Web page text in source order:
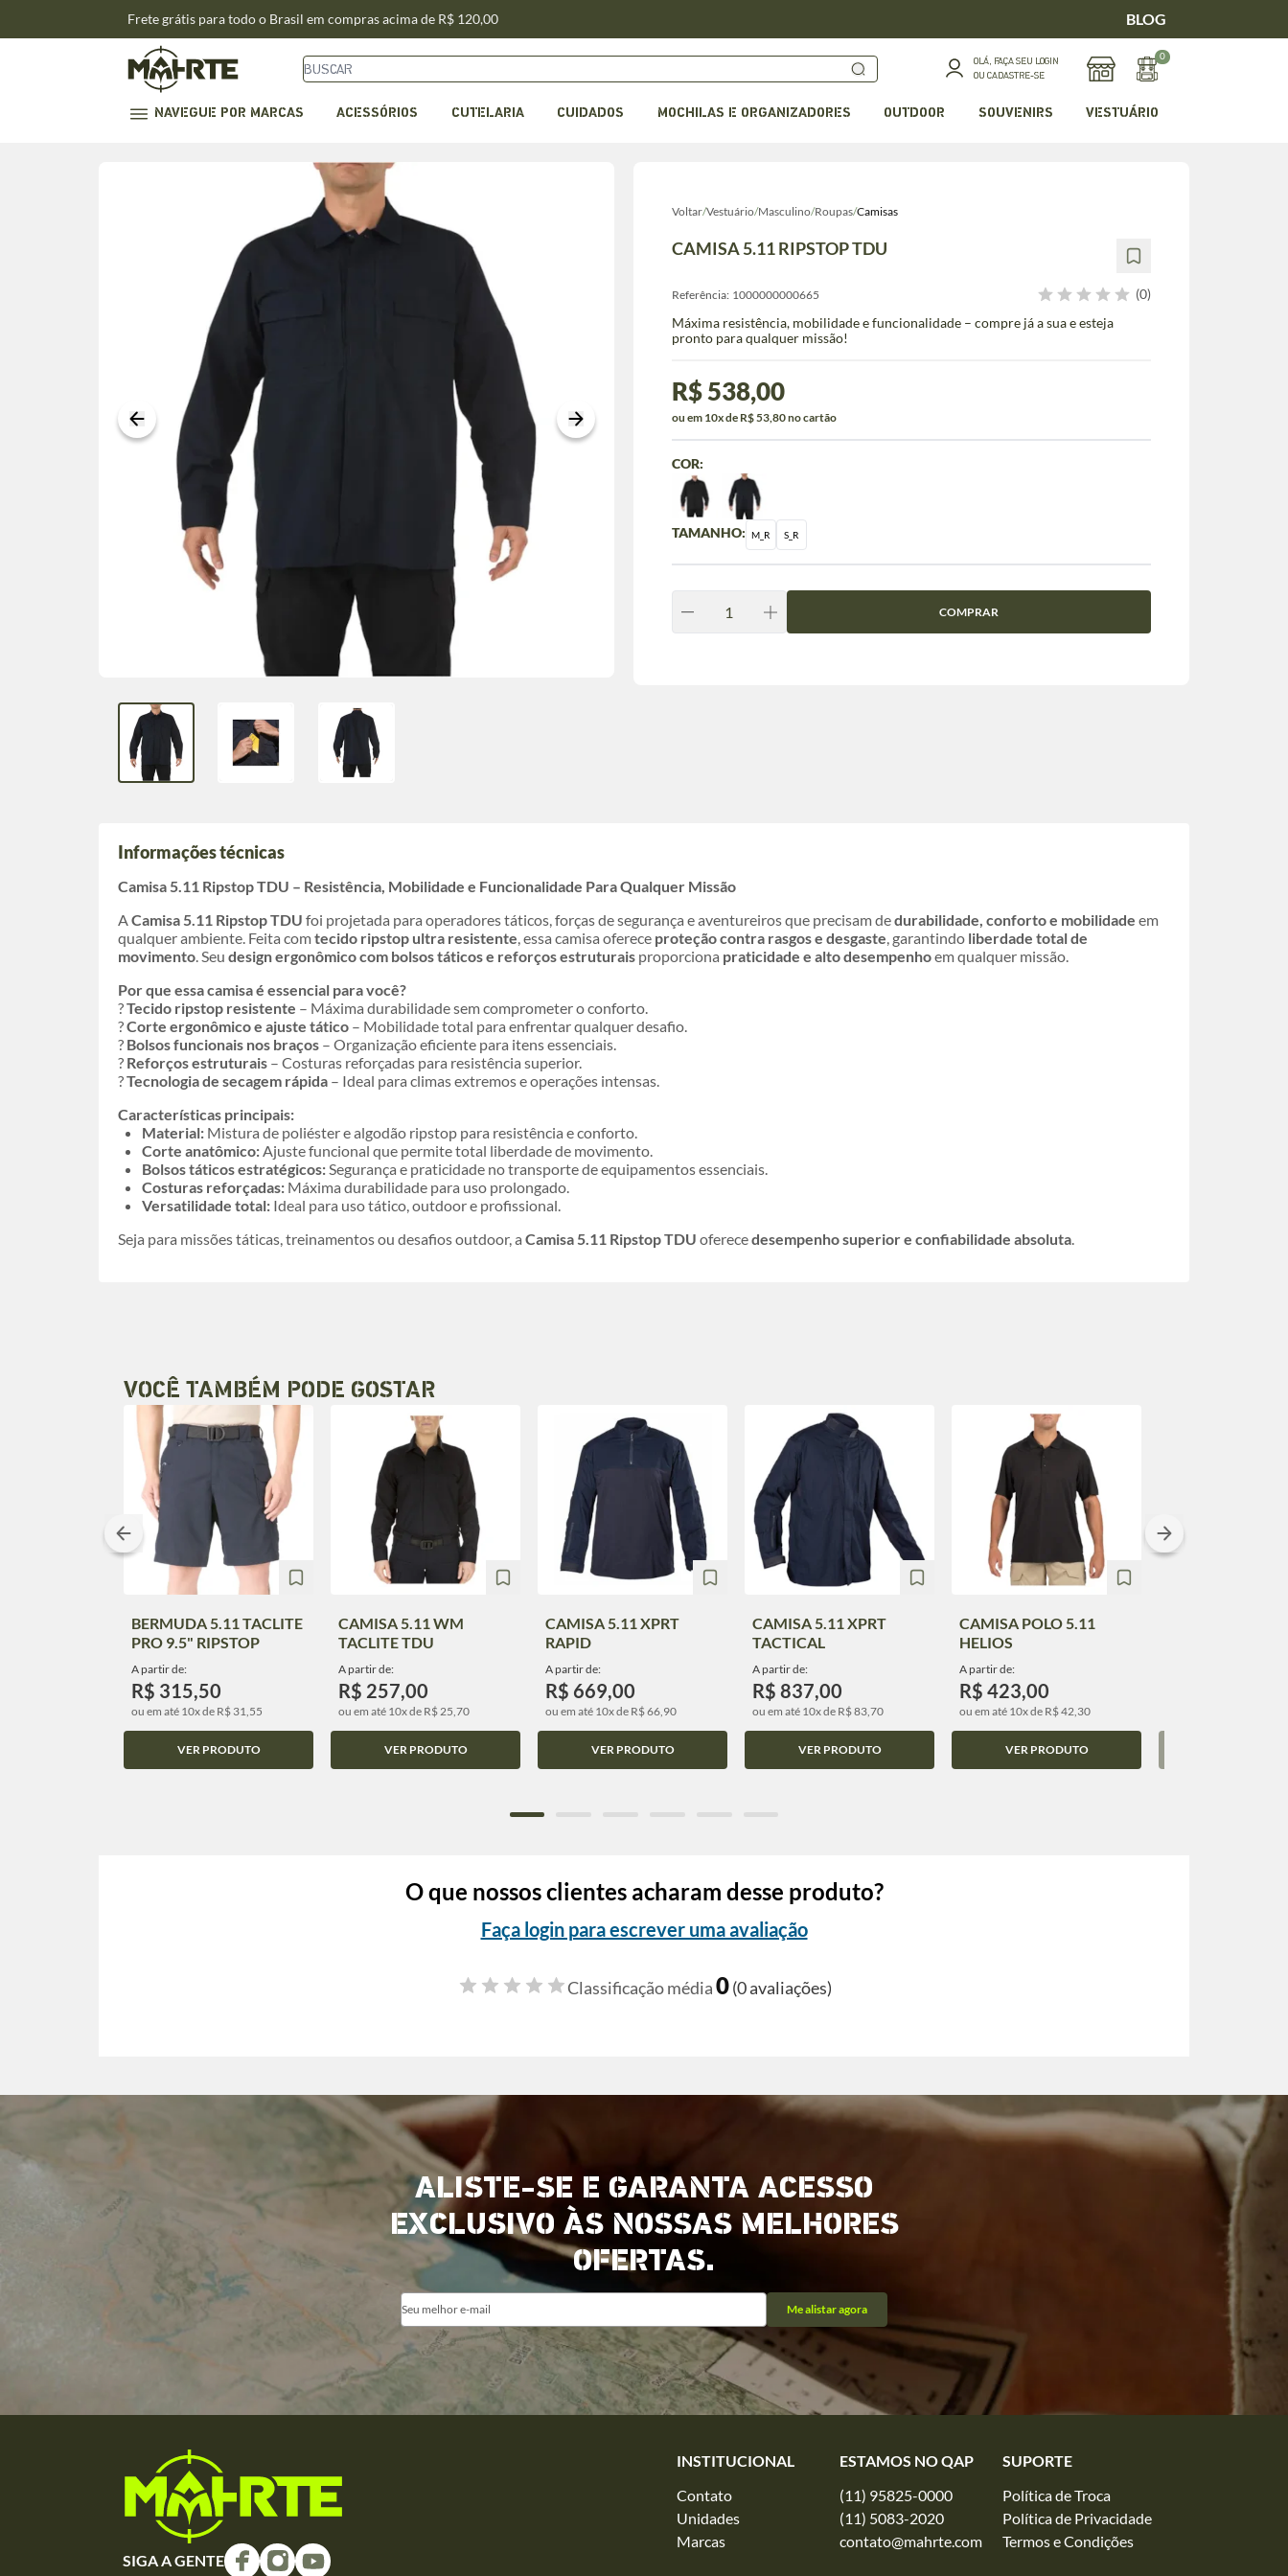
Frete grátis para todo o Brasil em compras acima de R$ 120,00 BLOG
OLÁ, FAÇA SEU LOGIN
OU CADASTRE-SE
0
NAVEGUE POR MARCAS ACESSÓRIOS CUTELARIA CUIDADOS MOCHILAS E ORGANIZADORES OUTDOOR SOUVENIRS VESTUÁRIO
Voltar/Vestuário/Masculino/Roupas/Camisas
CAMISA 5.11 RIPSTOP TDU
Referência: 1000000000665
(0)
Máxima resistência, mobilidade e funcionalidade – compre já a sua e esteja
pronto para qualquer missão!
R$ 538,00
ou em 10x de R$ 53,80 no cartão
TAMANHO: M_R S_R
COR:
COMPRAR
Informações técnicas
Camisa 5.11 Ripstop TDU – Resistência, Mobilidade e Funcionalidade Para Qualquer Missão
ACamisa 5.11 Ripstop TDU foi projetada para operadores táticos, forças de segurança e aventureiros que precisam dedurabilidade, conforto e mobilidade em
qualquer ambiente. Feita comtecido ripstop ultra resistente, essa camisa oferece proteção contra rasgos e desgaste, garantindo liberdade total de
movimento. Seu design ergonômico com bolsos táticos e reforços estruturais proporciona praticidade e alto desempenhoem qualquer missão.
Por que essa camisa é essencial para você?
?Tecido ripstop resistente – Máxima durabilidade sem comprometer o conforto.
?Corte ergonômico e ajuste tático – Mobilidade total para enfrentar qualquer desafio.
? Bolsos funcionais nos braços – Organização eficiente para itens essenciais.
? Reforços estruturais – Costuras reforçadas para resistência superior.
?Tecnologia de secagem rápida – Ideal para climas extremos e operações intensas.
Características principais:
Material: Mistura de poliéster e algodão ripstop para resistência e conforto.
Corte anatômico:Ajuste funcional que permite total liberdade de movimento.
Bolsos táticos estratégicos:Segurança e praticidade no transporte de equipamentos essenciais.
Costuras reforçadas: Máxima durabilidade para uso prolongado.
Versatilidade total: Ideal para uso tático, outdoor e profissional.
Seja para missões táticas, treinamentos ou desafios outdoor, a Camisa 5.11 Ripstop TDU oferecedesempenho superior e confiabilidade absoluta.
VOCÊ TAMBÉM PODE GOSTAR
BERMUDA 5.11 TACLITE
PRO 9.5" RIPSTOP
A partir de:
R$ 315,50
ou em até 10x de R$ 31,55
VER PRODUTO
CAMISA 5.11 WM
TACLITE TDU
A partir de:
R$ 257,00
ou em até 10x de R$ 25,70
VER PRODUTO
CAMISA 5.11 XPRT
RAPID
A partir de:
R$ 669,00
ou em até 10x de R$ 66,90
VER PRODUTO
CAMISA 5.11 XPRT
TACTICAL
A partir de:
R$ 837,00
ou em até 10x de R$ 83,70
VER PRODUTO
CAMISA POLO 5.11
HELIOS
A partir de:
R$ 423,00
ou em até 10x de R$ 42,30
VER PRODUTO
O que nossos clientes acharam desse produto?
Faça login para escrever uma avaliação
Classificação média0(0 avaliações)
ALISTE-SE E GARANTA ACESSO
EXCLUSIVO ÀS NOSSAS MELHORES
OFERTAS.
Me alistar agora
SIGA A GENTE
INSTITUCIONAL
Contato
Unidades
Marcas
ESTAMOS NO QAP
(11) 95825-0000
(11) 5083-2020
contato@mahrte.com
SUPORTE
Política de Troca
Política de Privacidade
Termos e Condições